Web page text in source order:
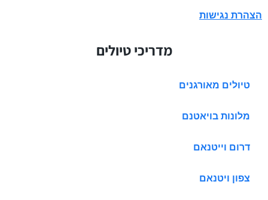
הצהרת נגישות
מדריכי טיולים
טיולים מאורגנים
מלונות בויאטנם
דרום וייטנאם
צפון ויטנאם